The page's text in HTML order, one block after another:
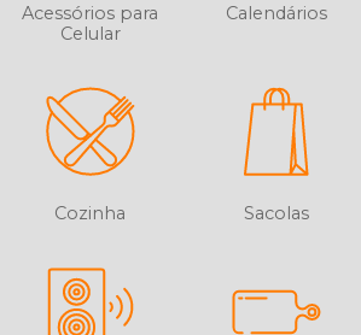
Acessórios para
Celular
Calendários
Cozinha Sacolas